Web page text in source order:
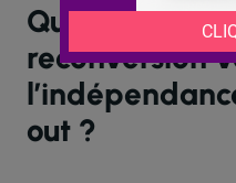
Quels sont les
reconversion
out ?